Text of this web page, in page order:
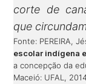
corte de
que
Fonte: PEREIRA,
escolar indígena
a concepção da
Maceió: UFAL,